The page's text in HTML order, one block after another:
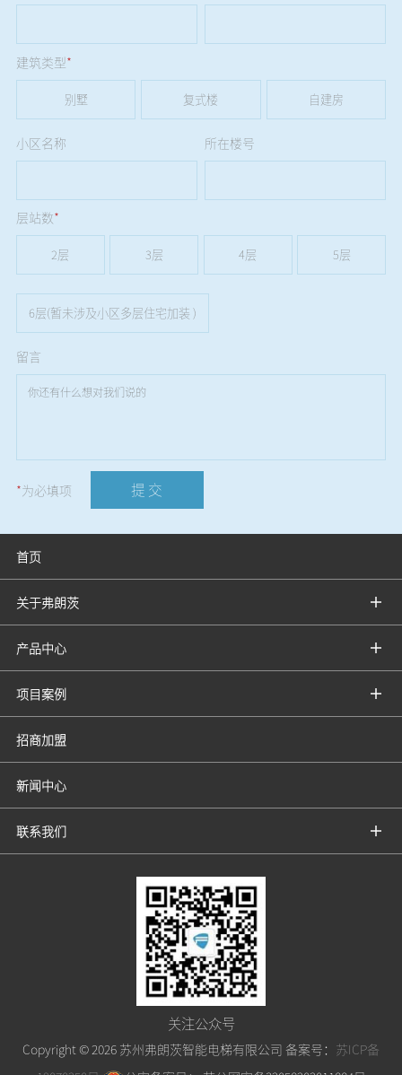
建筑类型*
别墅 复式楼 自建房
小区名称 所在楼号
层站数*
2层 3层 4层 5层
6层(暂未涉及小区多层住宅加装 )
留言
*为必填项 提 交
首页
关于弗朗茨
产品中心
项目案例
招商加盟
新闻中心
联系我们
关注公众号
Copyright ©2026 苏州弗朗茨智能电梯有限公司 备案号： 苏ICP备